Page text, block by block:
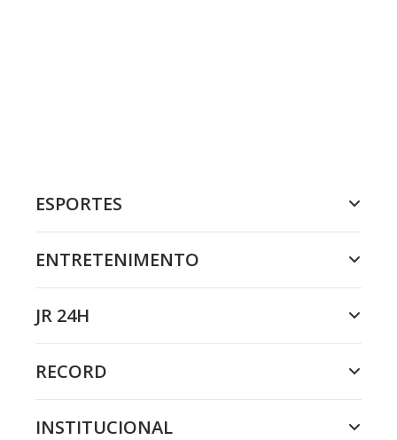
ESPORTES
ENTRETENIMENTO
JR 24H
RECORD
INSTITUCIONAL